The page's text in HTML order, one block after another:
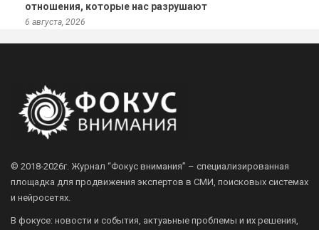
отношения, которые нас разрушают
6 августа, 2026
© 2018-2026г. Журнал “Фокус внимания” – специализированная
площадка для продвижения экспертов в СМИ, поисковых системах
и нейросетях.
В фокусе: новости и события, актуаьные проблемы и их решения,